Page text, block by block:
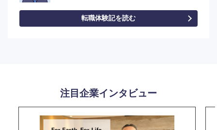
転職体験記を読む
注目企業インタビュー